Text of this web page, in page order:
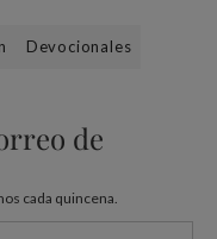
Devocionales
de
cada quincena.